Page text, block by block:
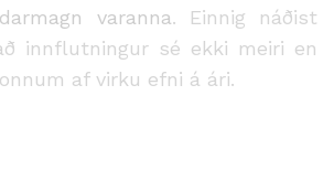
varanna. Einnig náðist
innflutningur sé ekki meiri en
af virku efni á ári.